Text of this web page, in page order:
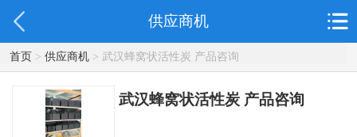
供应商机
首页> 供应商机> 武汉蜂窝状活性炭 产品咨询
武汉蜂窝状活性炭 产品咨询